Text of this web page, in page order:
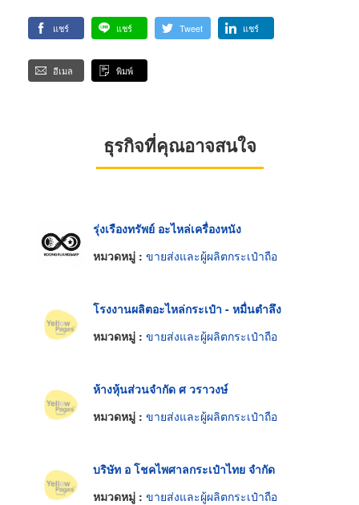
แชร์ แชร์ Tweet แชร์
อีเมล พิมพ์
ธุรกิจที่คุณอาจสนใจ
รุ่งเรืองทรัพย์ อะไหล่เครื่องหนัง
หมวดหมู่ : ขายส่งและผู้ผลิตกระเป๋าถือ
โรงงานผลิตอะไหล่กระเป๋า - หมื่นตำลึง
หมวดหมู่ : ขายส่งและผู้ผลิตกระเป๋าถือ
ห้างหุ้นส่วนจำกัด ศ วราวงษ์
หมวดหมู่ : ขายส่งและผู้ผลิตกระเป๋าถือ
บริษัท อ โชคไพศาลกระเป๋าไทย จำกัด
หมวดหมู่ : ขายส่งและผู้ผลิตกระเป๋าถือ